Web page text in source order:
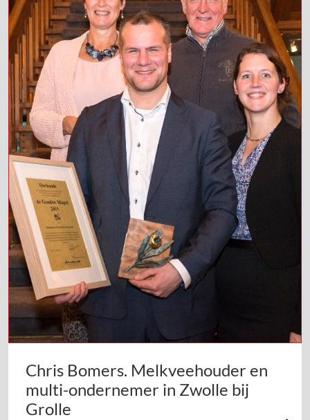
Chris Bomers. Melkveehouder en
multi-ondernemer in Zwolle bij
Grolle